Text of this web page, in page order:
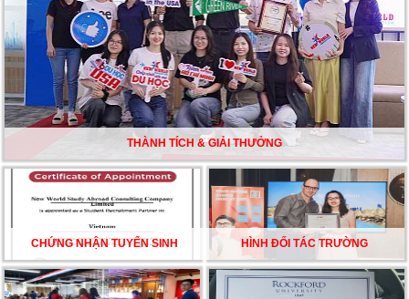
TƯ VẤN DU HỌC TOÀN DIỆN – BƯỚC ĐỆM VỮNG
CHẮC TỪ NEW WORLD EDUCATION
DU HỌC ÚC DẦN TRỞ THÀNH LỰA CHỌN HÀNG
ĐẦU CỦA DU HỌC SINH NĂM 2026 – VÀ TẤT CẢ
ĐỀU CÓ LÝ DO!!
CHẠM GIẤC MƠ DU HỌC MỸ – BẮT ĐẦU TỪ NGÀY
HỘI GHI DANH & SĂN HỌC BỔNG KỲ SPRING 2026
THÀNH TÍCH & GIẢI THƯỞNG
CHỨNG NHẬN TUYỂN SINH HÌNH ĐỐI TÁC TRƯỜNG